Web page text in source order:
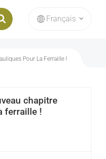
Français
Deutsch
Pour La Ferraille !
chapitre
ferraille !